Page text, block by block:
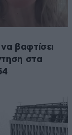
βαφτίσει
στα